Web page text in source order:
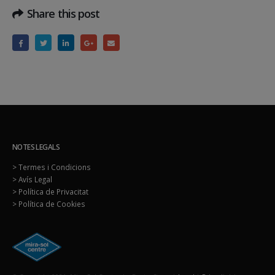
Share this post
NOTES LEGALS
> Termes i Condicions
> Avís Legal
> Política de Privacitat
> Política de Cookies